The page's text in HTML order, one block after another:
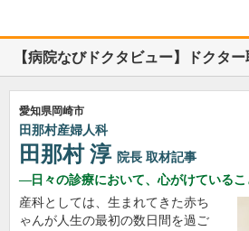
【病院なびドクタビュー】ドクタ
愛知県岡崎市
田那村産婦人科
田那村 淳 院長 取材記事
日々の診療において、心がけているこ
産科としては、生まれてきた赤ち
ゃんが人生の最初の数日間を過ご